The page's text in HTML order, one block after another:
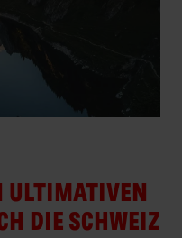
ULTIMATIVEN
DIE SCHWEIZ